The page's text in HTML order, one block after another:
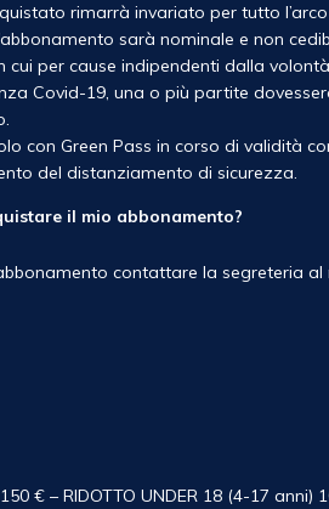
rimarrà invariato per tutto
sarà nominale e non
cui per cause indipendenti dalla
Covid-19, una o più partite
con Green Pass in corso di validità
del distanziamento di sicurezza.
il mio abbonamento?
contattare la segreteria
€ – RIDOTTO UNDER 18 (4-17 anni)